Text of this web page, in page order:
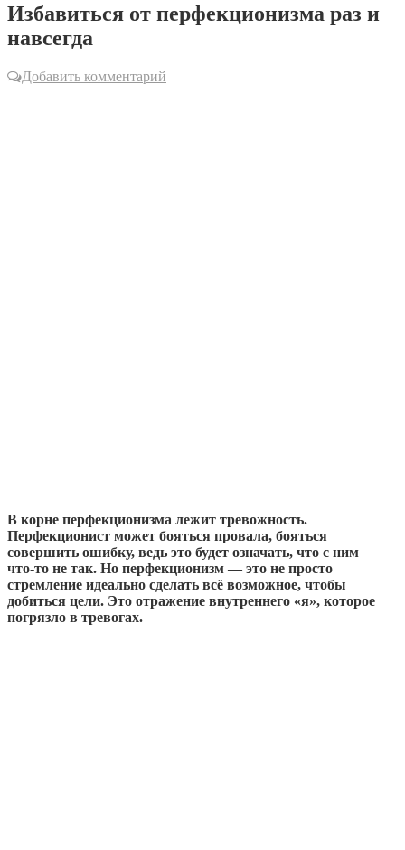
Избавиться от перфекционизма раз и
навсегда
Добавить комментарий
В корне перфекционизма лежит тревожность.
Перфекционист может бояться провала, бояться
совершить ошибку, ведь это будет означать, что с ним
что‑то не так. Но перфекционизм — это не просто
стремление идеально сделать всё возможное, чтобы
добиться цели. Это отражение внутреннего «я», которое
погрязло в тревогах.